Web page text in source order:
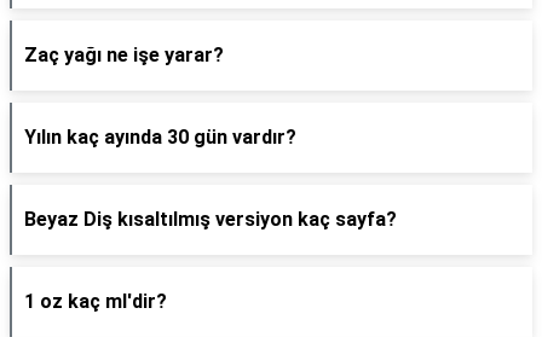
Zaç yağı ne işe yarar?
Yılın kaç ayında 30 gün vardır?
Beyaz Diş kısaltılmış versiyon kaç sayfa?
1 oz kaç ml'dir?